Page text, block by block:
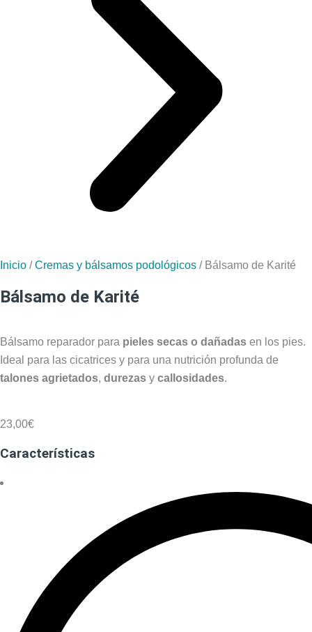
Inicio /Cremas y bálsamos podológicos / Bálsamo de Karité
Bálsamo de Karité
Bálsamo reparador para pieles secas o dañadas en los pies.
Ideal para las cicatrices y para una nutrición profunda de
talones agrietados, durezas y callosidades.
23,00€
Características